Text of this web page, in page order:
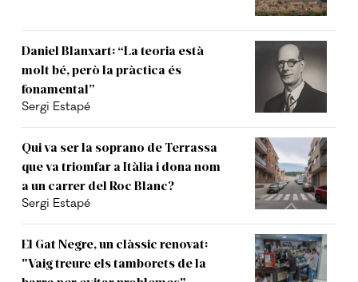
Daniel Blanxart: “La teoria està
molt bé, però la pràctica és
fonamental”
Sergi Estapé
Qui va ser la soprano de Terrassa
que va triomfar a Itàlia i dona nom
a un carrer del Roc Blanc?
Sergi Estapé
El Gat Negre, un clàssic renovat:
"Vaig treure els tamborets de la